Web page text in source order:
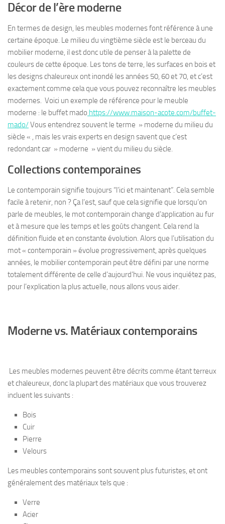
Décor de l’ère moderne
En termes de design, les meubles modernes font référence à une
certaine époque. Le milieu du vingtième siècle est le berceau du
mobilier moderne, il est donc utile de penser à la palette de
couleurs de cette époque. Les tons de terre, les surfaces en bois et
les designs chaleureux ont inondé les années 50, 60 et 70, et c’est
exactement comme cela que vous pouvez reconnaître les meubles
modernes. Voici un exemple de référence pour le meuble
moderne : le buffet mado https://www.maison-acote.com/buffet-
mado/Vous entendrez souvent le terme » moderne du milieu du
siècle « , mais les vrais experts en design savent que c’est
redondant car » moderne » vient du milieu du siècle.
Collections contemporaines
Le contemporain signifie toujours “l’ici et maintenant”. Cela semble
facile à retenir, non ? Ça l’est, sauf que cela signifie que lorsqu’on
parle de meubles, le mot contemporain change d’application au fur
et à mesure que les temps et les goûts changent. Cela rend la
définition fluide et en constante évolution. Alors que l’utilisation du
mot « contemporain » évolue progressivement, après quelques
années, le mobilier contemporain peut être défini par une norme
totalement différente de celle d’aujourd’hui. Ne vous inquiétez pas,
pour l’explication la plus actuelle, nous allons vous aider.
Moderne vs. Matériaux contemporains
Les meubles modernes peuvent être décrits comme étant terreux
et chaleureux, donc la plupart des matériaux que vous trouverez
incluent les suivants :
Bois
Cuir
Pierre
Velours
Les meubles contemporains sont souvent plus futuristes, et ont
généralement des matériaux tels que :
Verre
Acier